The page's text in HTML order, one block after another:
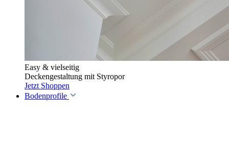
Easy & vielseitig
Deckengestaltung mit Styropor
Jetzt Shoppen
Bodenprofile